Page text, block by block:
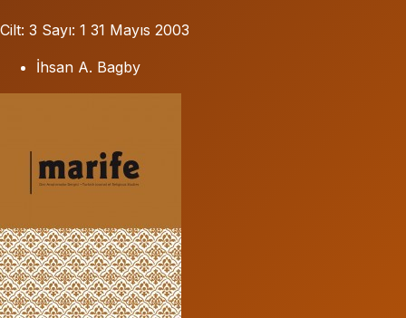
Cilt: 3 Sayı: 1 31 Mayıs 2003
İhsan A. Bagby